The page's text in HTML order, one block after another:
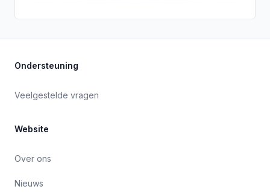
Ondersteuning
Veelgestelde vragen
Website
Over ons
Nieuws